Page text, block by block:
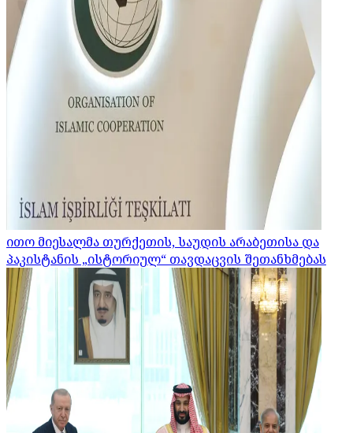
ითო მიესალმა თურქეთის, საუდის არაბეთისა და
პაკისტანის „ისტორიულ“ თავდაცვის შეთანხმებას